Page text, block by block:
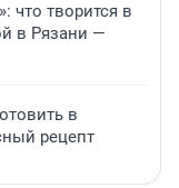
что творится в
в Рязани —
в
рецепт